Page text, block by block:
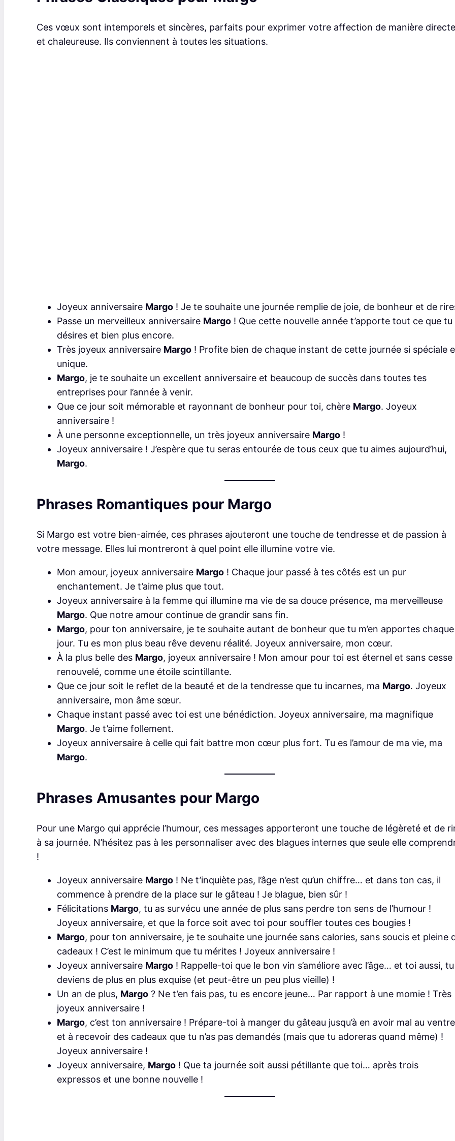
Ces vœux sont intemporels et sincères, parfaits pour exprimer votre affection de manière directe
et chaleureuse. Ils conviennent à toutes les situations.
Joyeux anniversaire Margo ! Je te souhaite une journée remplie de joie, de bonheur et de
Passe un merveilleux anniversaire Margo ! Que cette nouvelle année t’apporte tout ce que tu
désires et bien plus encore.
Très joyeux anniversaire Margo ! Profite bien de chaque instant de cette journée si spéciale
unique.
Margo, je te souhaite un excellent anniversaire et beaucoup de succès dans toutes tes
entreprises pour l’année à venir.
Que ce jour soit mémorable et rayonnant de bonheur pour toi, chère Margo. Joyeux
anniversaire !
À une personne exceptionnelle, un très joyeux anniversaire Margo !
Joyeux anniversaire ! J’espère que tu seras entourée de tous ceux que tu aimes aujourd’hui,
Margo.
Phrases Romantiques pour Margo
Si Margo est votre bien-aimée, ces phrases ajouteront une touche de tendresse et de passion à
votre message. Elles lui montreront à quel point elle illumine votre vie.
Mon amour, joyeux anniversaire Margo ! Chaque jour passé à tes côtés est un pur
enchantement. Je t’aime plus que tout.
Joyeux anniversaire à la femme qui illumine ma vie de sa douce présence, ma merveilleuse
Margo. Que notre amour continue de grandir sans fin.
Margo, pour ton anniversaire, je te souhaite autant de bonheur que tu m’en apportes chaque
jour. Tu es mon plus beau rêve devenu réalité. Joyeux anniversaire, mon cœur.
À la plus belle des Margo, joyeux anniversaire ! Mon amour pour toi est éternel et sans cesse
renouvelé, comme une étoile scintillante.
Que ce jour soit le reflet de la beauté et de la tendresse que tu incarnes, ma Margo. Joyeux
anniversaire, mon âme sœur.
Chaque instant passé avec toi est une bénédiction. Joyeux anniversaire, ma magnifique
Margo. Je t’aime follement.
Joyeux anniversaire à celle qui fait battre mon cœur plus fort. Tu es l’amour de ma vie, ma
Margo.
Phrases Amusantes pour Margo
Pour une Margo qui apprécie l’humour, ces messages apporteront une touche de légèreté et de
à sa journée. N’hésitez pas à les personnaliser avec des blagues internes que seule elle
!
Joyeux anniversaire Margo ! Ne t’inquiète pas, l’âge n’est qu’un chiffre… et dans ton cas, il
commence à prendre de la place sur le gâteau ! Je blague, bien sûr !
Félicitations Margo, tu as survécu une année de plus sans perdre ton sens de l’humour !
Joyeux anniversaire, et que la force soit avec toi pour souffler toutes ces bougies !
Margo, pour ton anniversaire, je te souhaite une journée sans calories, sans soucis et pleine
cadeaux ! C’est le minimum que tu mérites ! Joyeux anniversaire !
Joyeux anniversaire Margo ! Rappelle-toi que le bon vin s’améliore avec l’âge… et toi aussi, tu
deviens de plus en plus exquise (et peut-être un peu plus vieille) !
Un an de plus, Margo ? Ne t’en fais pas, tu es encore jeune… Par rapport à une momie ! Très
joyeux anniversaire !
Margo, c’est ton anniversaire ! Prépare-toi à manger du gâteau jusqu’à en avoir mal au ventre
et à recevoir des cadeaux que tu n’as pas demandés (mais que tu adoreras quand même) !
Joyeux anniversaire !
Joyeux anniversaire, Margo ! Que ta journée soit aussi pétillante que toi… après trois
expressos et une bonne nouvelle !